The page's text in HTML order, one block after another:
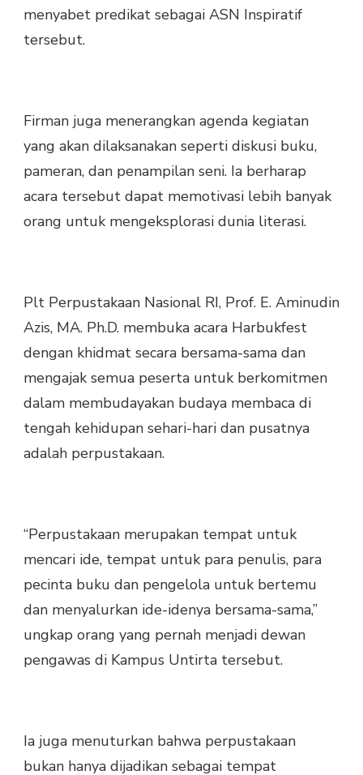
menyabet predikat sebagai ASN Inspiratif
tersebut.
Firman juga menerangkan agenda kegiatan
yang akan dilaksanakan seperti diskusi buku,
pameran, dan penampilan seni. Ia berharap
acara tersebut dapat memotivasi lebih banyak
orang untuk mengeksplorasi dunia literasi.
Plt Perpustakaan Nasional RI, Prof. E. Aminudin
Azis, MA. Ph.D. membuka acara Harbukfest
dengan khidmat secara bersama-sama dan
mengajak semua peserta untuk berkomitmen
dalam membudayakan budaya membaca di
tengah kehidupan sehari-hari dan pusatnya
adalah perpustakaan.
“Perpustakaan merupakan tempat untuk
mencari ide, tempat untuk para penulis, para
pecinta buku dan pengelola untuk bertemu
dan menyalurkan ide-idenya bersama-sama,”
ungkap orang yang pernah menjadi dewan
pengawas di Kampus Untirta tersebut.
Ia juga menuturkan bahwa perpustakaan
bukan hanya dijadikan sebagai tempat